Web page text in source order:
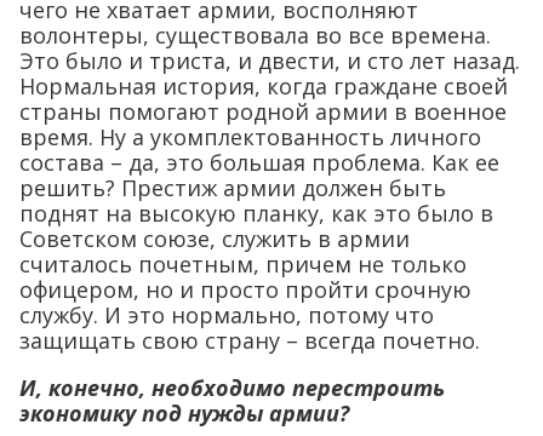
чего не хватает армии, восполняют
волонтеры, существовала во все времена.
Это было и триста, и двести, и сто лет назад.
Нормальная история, когда граждане своей
страны помогают родной армии в военное
время. Ну а укомплектованность личного
состава – да, это большая проблема. Как ее
решить? Престиж армии должен быть
поднят на высокую планку, как это было в
Советском союзе, служить в армии
считалось почетным, причем не только
офицером, но и просто пройти срочную
службу. И это нормально, потому что
защищать свою страну – всегда почетно.
И, конечно, необходимо перестроить
экономику под нужды армии?